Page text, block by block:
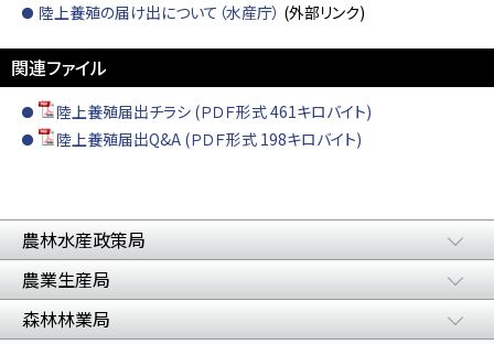
陸上養殖の届け出について（水産庁） (外部リンク)
関連ファイル
陸上養殖届出チラシ (ＰＤＦ形式 461キロバイト)
陸上養殖届出Q&A (ＰＤＦ形式 198キロバイト)
農林水産政策局
農業生産局
森林林業局